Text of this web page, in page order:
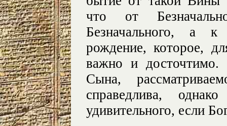
что от
Безначального, а к
рождение, которое,
важно и
Сына,
справедлива,
удивительного, если